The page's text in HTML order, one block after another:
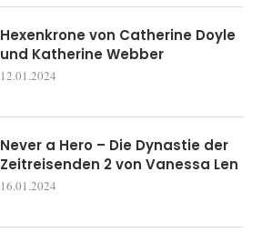
Hexenkrone von Catherine Doyle
und Katherine Webber
12.01.2024
Never a Hero – Die Dynastie der
Zeitreisenden 2 von Vanessa Len
16.01.2024